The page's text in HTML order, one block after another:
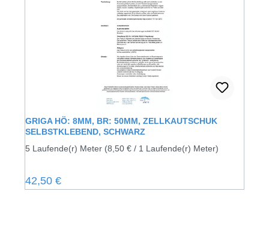
GRIGA HÖ: 8MM, BR: 50MM, ZELLKAUTSCHUK
SELBSTKLEBEND, SCHWARZ
5 Laufende(r) Meter (8,50 € / 1 Laufende(r) Meter)
Regulärer Preis:
42,50 €